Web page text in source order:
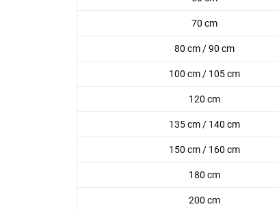
70 cm
80 cm / 90 cm
100 cm / 105 cm
120 cm
135 cm / 140 cm
150 cm / 160 cm
180 cm
200 cm